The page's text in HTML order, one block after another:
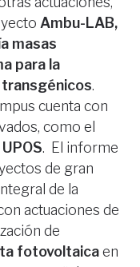
Ambu-LAB,
masas
para la
transgénicos.
cuenta con
como el
. El informe
de gran
de la
actuaciones de
de
fotovoltaicaen